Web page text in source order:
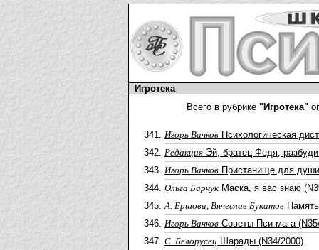
Игротека
Всего в рубрике "Игротека"
Игорь Вачков Психологическая
Редакция Эй, братец Федя,
Игорь Вачков Пристанище для
Ольга Барчук Маска, я вас знаю
А. Ершова, Вячеслав Букатов
Игорь Вачков Советы Пси-мага
С. Белорусец Шарады (N34/2000)